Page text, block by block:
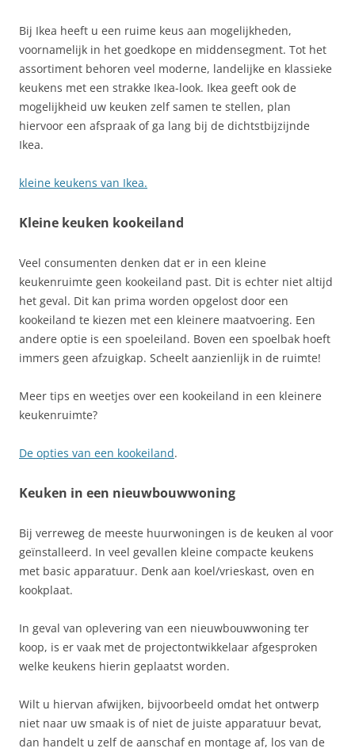
Bij Ikea heeft u een ruime keus aan mogelijkheden,
voornamelijk in het goedkope en middensegment. Tot het
assortiment behoren veel moderne, landelijke en klassieke
keukens met een strakke Ikea-look. Ikea geeft ook de
mogelijkheid uw keuken zelf samen te stellen, plan
hiervoor een afspraak of ga lang bij de dichtstbijzijnde
Ikea.
kleine keukens van Ikea.
Kleine keuken kookeiland
Veel consumenten denken dat er in een kleine
keukenruimte geen kookeiland past. Dit is echter niet altijd
het geval. Dit kan prima worden opgelost door een
kookeiland te kiezen met een kleinere maatvoering. Een
andere optie is een spoeleiland. Boven een spoelbak hoeft
immers geen afzuigkap. Scheelt aanzienlijk in de ruimte!
Meer tips en weetjes over een kookeiland in een kleinere
keukenruimte?
De opties van een kookeiland.
Keuken in een nieuwbouwwoning
Bij verreweg de meeste huurwoningen is de keuken al voor
geïnstalleerd. In veel gevallen kleine compacte keukens
met basic apparatuur. Denk aan koel/vrieskast, oven en
kookplaat.
In geval van oplevering van een nieuwbouwwoning ter
koop, is er vaak met de projectontwikkelaar afgesproken
welke keukens hierin geplaatst worden.
Wilt u hiervan afwijken, bijvoorbeeld omdat het ontwerp
niet naar uw smaak is of niet de juiste apparatuur bevat,
dan handelt u zelf de aanschaf en montage af, los van de